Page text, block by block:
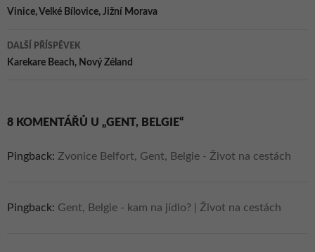
pro
příspěvky
Vinice, Velké Bílovice, Jižní Morava
DALŠÍ PŘÍSPĚVEK
Karekare Beach, Nový Zéland
8 KOMENTÁŘŮ U „GENT, BELGIE“
Pingback: Zvonice Belfort, Gent, Belgie - Život na cestách
Pingback: Gent, Belgie - kam na jídlo? | Život na cestách